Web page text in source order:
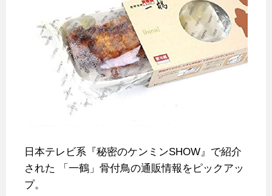
日本テレビ系『秘密のケンミンSHOW』で紹介
された
「一鶴」骨付鳥の通販情報をピックアッ
プ。